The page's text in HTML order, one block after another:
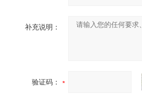
补充说明：
验证码：